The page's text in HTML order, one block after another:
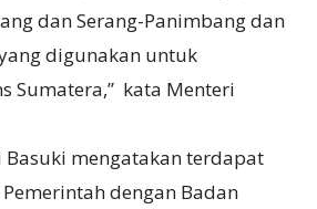
dan Serang-Panimbang dan
digunakan untuk
Sumatera,” kata Menteri
Basuki mengatakan terdapat
dengan Badan